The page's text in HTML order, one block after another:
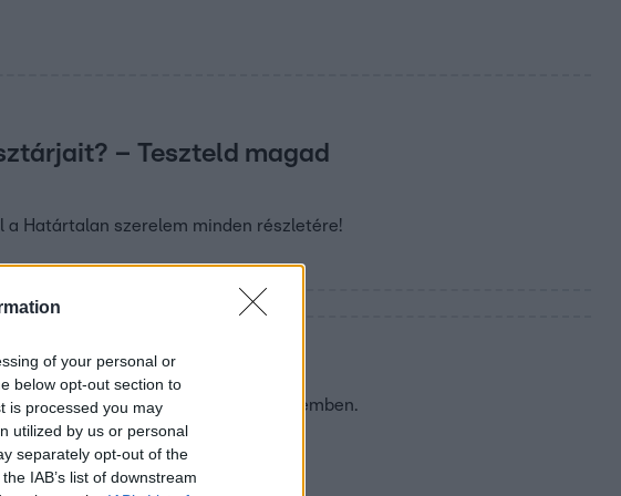
of your personal or
below opt-out section to
is processed you may
utilized by us or personal
separately opt-out of the
IAB’s list of downstream
– Teszteld magad
a Határtalan szerelem minden részletére!
ki az érzelmek a Határtalan szerelemben.